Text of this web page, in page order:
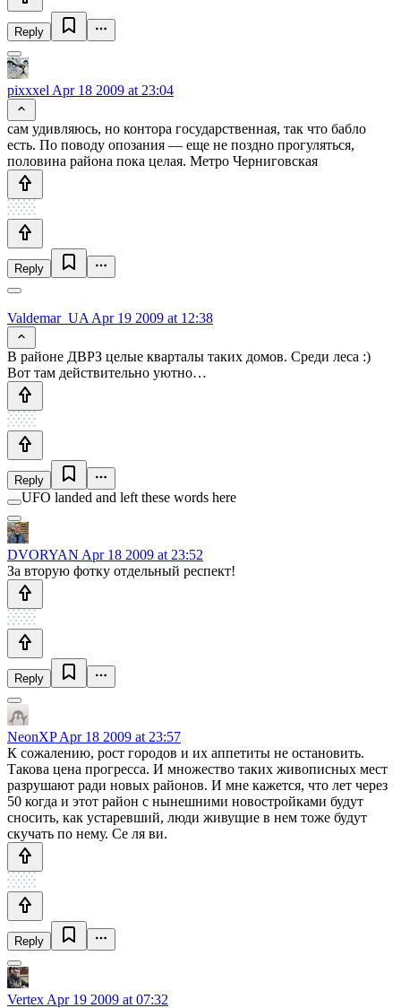
Reply
pixxxel Apr 18 2009 at 23:04
сам удивляюсь, но контора государственная, так что бабло
есть. По поводу опозания — еще не поздно прогуляться,
половина района пока целая. Метро Черниговская
Reply
Valdemar_UA Apr 19 2009 at 12:38
В районе ДВРЗ целые кварталы таких домов. Среди леса :)
Вот там действительно уютно…
Reply
UFO landed and left these words here
DVORYAN Apr 18 2009 at 23:52
За вторую фотку отдельный респект!
Reply
NeonXPApr 18 2009 at 23:57
К сожалению, рост городов и их аппетиты не остановить.
Такова цена прогресса. И множество таких живописных мест
разрушают ради новых районов. И мне кажется, что лет через
50 когда и этот район с нынешними новостройками будут
сносить, как устаревший, люди живущие в нем тоже будут
скучать по нему. Се ля ви.
Reply
Vertex Apr 19 2009 at 07:32